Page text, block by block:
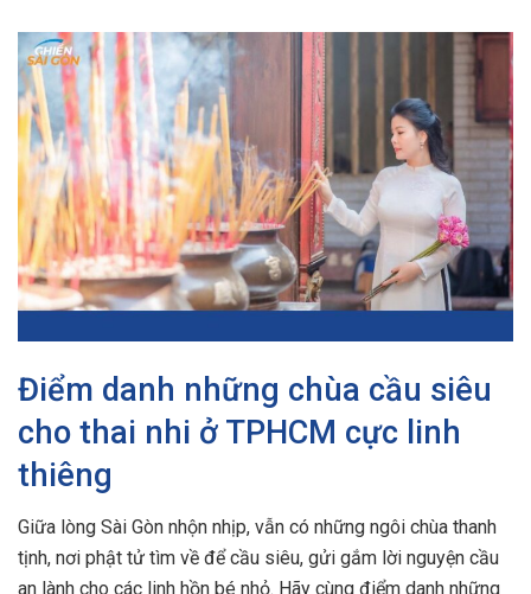
Điểm danh những chùa cầu siêu
cho thai nhi ở TPHCM cực linh
thiêng
Giữa lòng Sài Gòn nhộn nhịp, vẫn có những ngôi chùa thanh
tịnh, nơi phật tử tìm về để cầu siêu, gửi gắm lời nguyện cầu
an lành cho các linh hồn bé nhỏ. Hãy cùng điểm danh những